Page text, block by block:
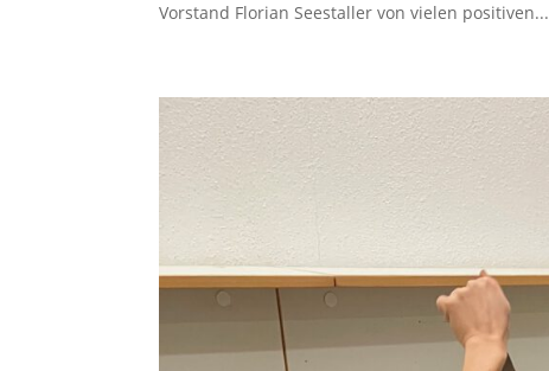
Vorstand Florian Seestaller von vielen positiven...